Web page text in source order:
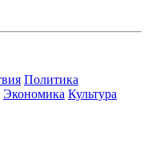
Политика
Экономика Культура